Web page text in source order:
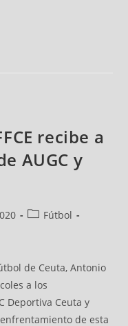
recibe a
AUGC y
Fútbol
de Ceuta, Antonio
a los
Deportiva Ceuta y
de esta